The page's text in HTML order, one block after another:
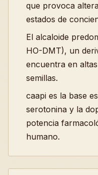
que provoca
estados de
El alcaloide
HO-DMT), un
encuentra en
semillas.
caapi es la base
serotonina y la
potencia
humano.